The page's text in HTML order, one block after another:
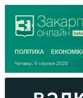
ПОЛІТИКА
Четвер, 6 серпня 2026